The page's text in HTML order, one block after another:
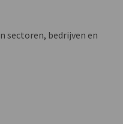
sectoren, bedrijven en